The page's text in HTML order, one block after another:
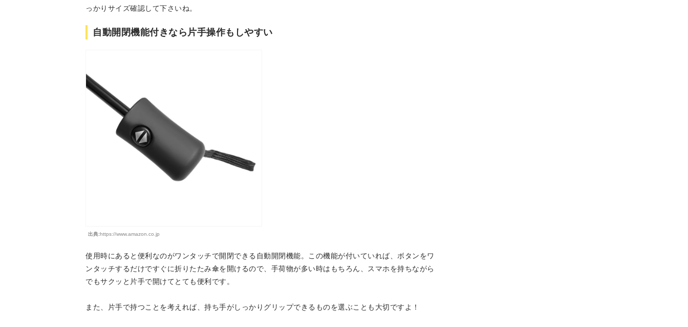
っかりサイズ確認して下さいね。
自動開閉機能付きなら片手操作もしやすい
出典:https://www.amazon.co.jp
使用時にあると便利なのがワンタッチで開閉できる自動開閉機能。この機能が付いていれば、ボタンをワ
ンタッチするだけですぐに折りたたみ傘を開けるので、手荷物が多い時はもちろん、スマホを持ちながら
でもサクッと片手で開けてとても便利です。
また、片手で持つことを考えれば、持ち手がしっかりグリップできるものを選ぶことも大切ですよ！